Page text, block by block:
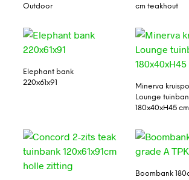
Outdoor
cm teakhout
Elephant bank
220x61x91
Minerva
Lounge
180x40xH45 cm
Boombank